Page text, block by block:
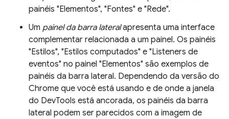
painéis "Elementos", "Fontes" e "Rede".
Um painel da barra lateralapresenta uma interface
complementar relacionada a um painel. Os painéis
"Estilos", "Estilos computados" e "Listeners de
eventos" no painel "Elementos" são exemplos de
painéis da barra lateral. Dependendo da versão do
Chrome que você está usando e de onde a janela
do DevTools está ancorada, os painéis da barra
lateral podem ser parecidos com a imagem de